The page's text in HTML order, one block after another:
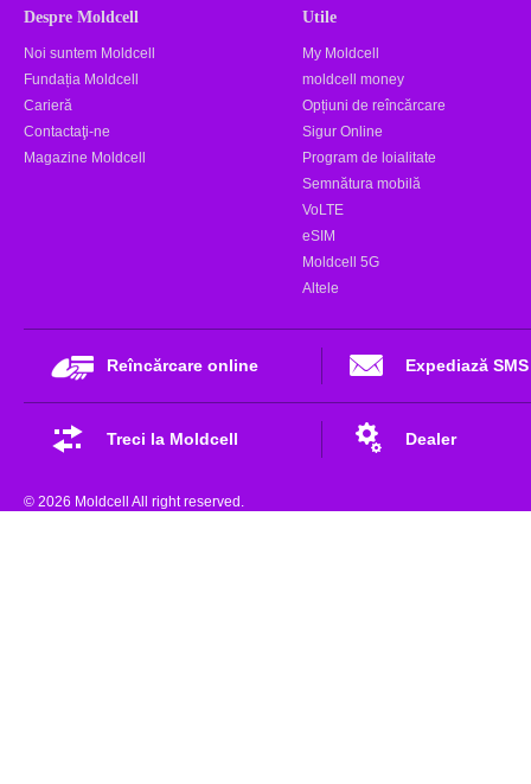
Despre Moldcell
Noi suntem Moldcell
Fundația Moldcell
Carieră
Contactaţi-ne
Magazine Moldcell
Utile
My Moldcell
moldcell money
Opțiuni de reîncărcare
Sigur Online
Program de loialitate
Semnătura mobilă
VoLTE
eSIM
Moldcell 5G
Altele
Reîncărcare online Expediază SMS
Treci la Moldcell Dealer
© 2026 Moldcell All right reserved.